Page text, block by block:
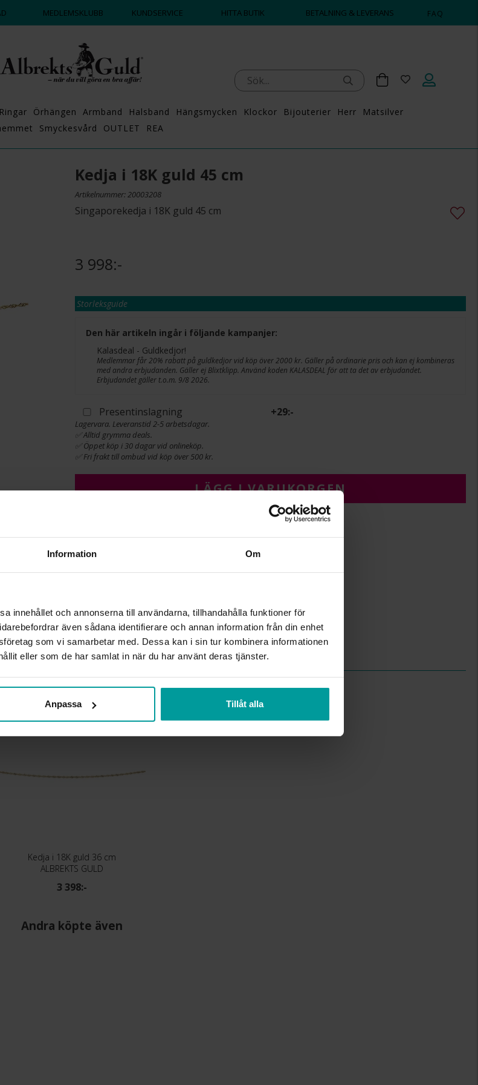
Information Om
innehållet och annonserna till användarna, tillhandahålla funktioner för
även sådana identifierare och annan information från din enhet
som vi samarbetar med. Dessa kan i sin tur kombinera informationen
eller som de har samlat in när du har använt deras tjänster.
Anpassa Tillåt alla
MEDLEMSKLUBB KUNDSERVICE HITTA BUTIK BETALNING & LEVERANS FAQ
Ringar Örhängen Armband Halsband Hängsmycken Klockor Bijouterier Herr
Matsilver
Smyckesvård OUTLET REA
Kedja i 18K guld 45 cm
Artikelnummer: 20003208
Singaporekedja i 18K guld 45 cm
3 998:-
Storleksguide
Den här artikeln ingår i följande kampanjer:
Kalasdeal - Guldkedjor!
Medlemmar får 20% rabatt på guldkedjor vid köp över 2000 kr. Gäller på ordinarie pris och kan ej kombineras
med andra erbjudanden. Gäller ej Blixtklipp. Använd koden KALASDEAL för att ta det av erbjudandet.
Erbjudandet gäller t.o.m. 9/8 2026.
Presentinslagning +29:-
Lagervara. Leveranstid 2-5 arbetsdagar.
✅ Alltid grymma deals.
✅ Öppet köp i 30 dagar vid onlineköp.
✅ Fri frakt till ombud vid köp över 500 kr.
LÄGG I VARUKORGEN
INFO
BREDD CA (MM)
1.25
MATERIAL
Guld
ÄDELMETALL
18K Gold
KEDJEMODELL
Singapore
VIKT CA (GRAM)
1,30
Liknande produkter
Kedja i 18K guld 36 cm
ALBREKTS GULD
3 398:-
Andra köpte även